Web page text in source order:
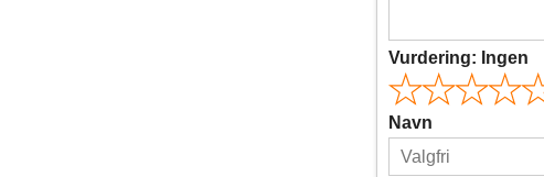
Vurdering: Ingen
Navn